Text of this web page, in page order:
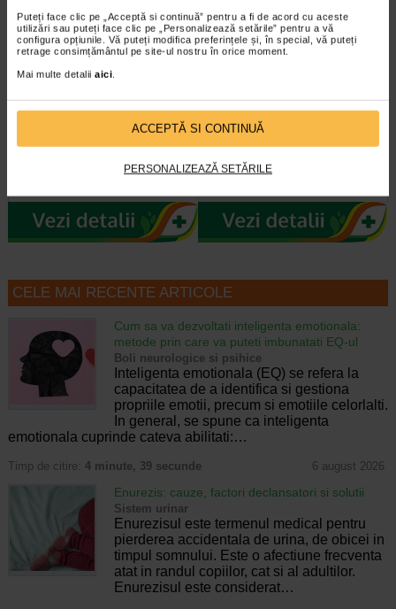
Puteți face clic pe „Acceptă si continuă” pentru a fi de acord cu aceste
utilizări sau puteți face clic pe „Personalizează setările” pentru a vă
configura opțiunile. Vă puteți modifica preferințele și, în special, vă puteți
retrage consimțământul pe site-ul nostru în orice moment.
Mai multe detalii aici.
ACCEPTĂ SI CONTINUĂ
PERSONALIZEAZĂ SETĂRILE
Gerovital H3 Evolution fiole cu
H3 Evolution de la Farmec SA au
GH3 Derma+ Crema antirid si
fermitate, 50 ml, Gerovital
intretinerea tenurilor ridate, lipsite
CELE MAI RECENTE ARTICOLE
Cum sa va dezvoltati inteligenta emotionala:
metode prin care va puteti imbunatati EQ-ul
Boli neurologice si psihice
Inteligenta emotionala (EQ) se refera la
capacitatea de a identifica si gestiona
propriile emotii, precum si emotiile celorlalti.
In general, se spune ca inteligenta
emotionala cuprinde cateva abilitati:…
Timp de citire: 4 minute, 39 secunde 6 august 2026
Enurezis: cauze, factori declansatori si solutii
Sistem urinar
Enurezisul este termenul medical pentru
pierderea accidentala de urina, de obicei in
timpul somnului. Este o afectiune frecventa
atat in randul copiilor, cat si al adultilor.
Enurezisul este considerat…